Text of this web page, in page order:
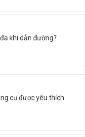
khi dẫn đường?
cụ được yêu thích